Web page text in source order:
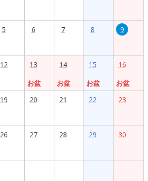
5 6 7 8 9
12
13
お盆
14
お盆
15
お盆
16
お盆
19 20 21 22 23
26 27 28 29 30